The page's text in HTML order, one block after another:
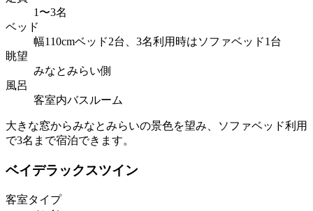
1〜3名
ベッド
幅110cmベッド2台、3名利用時はソファベッド1台
眺望
みなとみらい側
風呂
客室内バスルーム
大きな窓からみなとみらいの景色を望み、ソファベッド利用
で3名まで宿泊できます。
ベイデラックスツイン
客室タイプ